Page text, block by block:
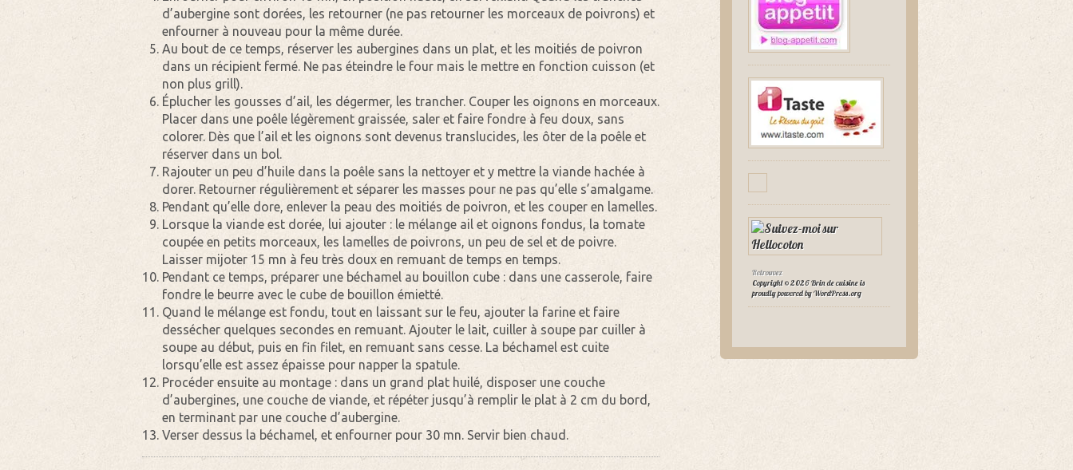
d’aubergine sont dorées, les retourner (ne pas retourner les morceaux de poivrons) et
enfourner à nouveau pour la même durée.
Au bout de ce temps, réserver les aubergines dans un plat, et les moitiés de poivron
dans un récipient fermé. Ne pas éteindre le four mais le mettre en fonction cuisson (et
non plus grill).
Éplucher les gousses d’ail, les dégermer, les trancher. Couper les oignons en morceaux.
Placer dans une poêle légèrement graissée, saler et faire fondre à feu doux, sans
colorer. Dès que l’ail et les oignons sont devenus translucides, les ôter de la poêle et
réserver dans un bol.
Rajouter un peu d’huile dans la poêle sans la nettoyer et y mettre la viande hachée à
dorer. Retourner régulièrement et séparer les masses pour ne pas qu’elle s’amalgame.
Pendant qu’elle dore, enlever la peau des moitiés de poivron, et les couper en lamelles.
Lorsque la viande est dorée, lui ajouter : le mélange ail et oignons fondus, la tomate
coupée en petits morceaux, les lamelles de poivrons, un peu de sel et de poivre.
Laisser mijoter 15 mn à feu très doux en remuant de temps en temps.
Pendant ce temps, préparer une béchamel au bouillon cube : dans une casserole, faire
fondre le beurre avec le cube de bouillon émietté.
Quand le mélange est fondu, tout en laissant sur le feu, ajouter la farine et faire
dessécher quelques secondes en remuant. Ajouter le lait, cuiller à soupe par cuiller à
soupe au début, puis en fin filet, en remuant sans cesse. La béchamel est cuite
lorsqu’elle est assez épaisse pour napper la spatule.
Procéder ensuite au montage : dans un grand plat huilé, disposer une couche
d’aubergines, une couche de viande, et répéter jusqu’à remplir le plat à 2 cm du bord,
en terminant par une couche d’aubergine.
Verser dessus la béchamel, et enfourner pour 30 mn. Servir bien chaud.
Retrouvez
Copyright © 2026 Brin de cuisine is
proudly powered byWordPress.org